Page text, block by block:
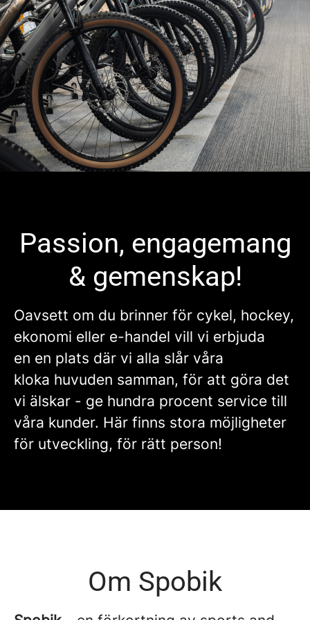
Passion, engagemang
& gemenskap!
Oavsett om du brinner för cykel, hockey,
ekonomi eller e-handel vill vi erbjuda
en en plats där vi alla slår våra
kloka huvuden samman, för att göra det
vi älskar - ge hundra procent service till
våra kunder. Här finns stora möjligheter
för utveckling, för rätt person!
Om Spobik